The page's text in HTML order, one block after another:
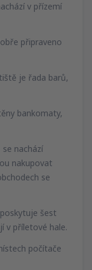
v přízemí
připraveno
je řada barů,
bankomaty,
nachází
nakupovat
se
šest
v příletové hale.
počítače